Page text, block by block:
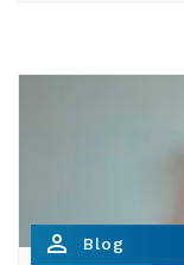
person_outline Blog